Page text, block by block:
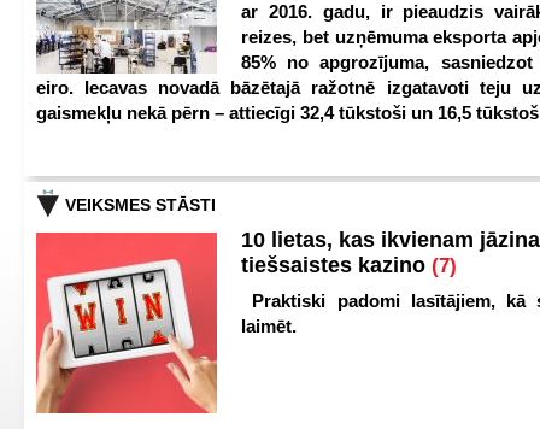
ar 2016. gadu, ir pieaudzis
reizes, bet uzņēmuma eksporta
85% no apgrozījuma,
eiro. Iecavas novadā bāzētajā ražotnē izgatavoti teju
gaismekļu nekā pērn – attiecīgi 32,4 tūkstoši un 16,5
VEIKSMES STĀSTI
10 lietas, kas ikvienam
tiešsaistes kazino (7)
Praktiski padomi lasītājiem, kā
laimēt.